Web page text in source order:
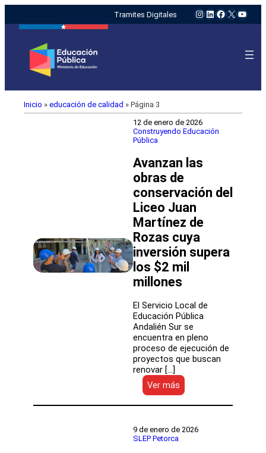
Tramites Digitales Instagram
LinkedIn
Facebook
X
Inicio » educación de calidad » Página 3
12 de enero de 2026
Construyendo Educación
Pública
Avanzan las
obras de
conservación del
Liceo Juan
Martínez de
Rozas cuya
inversión supera
los $2 mil
millones
El Servicio Local de
Educación Pública
Andalién Sur se
encuentra en pleno
proceso de ejecución de
proyectos que buscan
renovar […]
Ver más
Avanzan
las
de
9 de enero de 2026
SLEP Petorca